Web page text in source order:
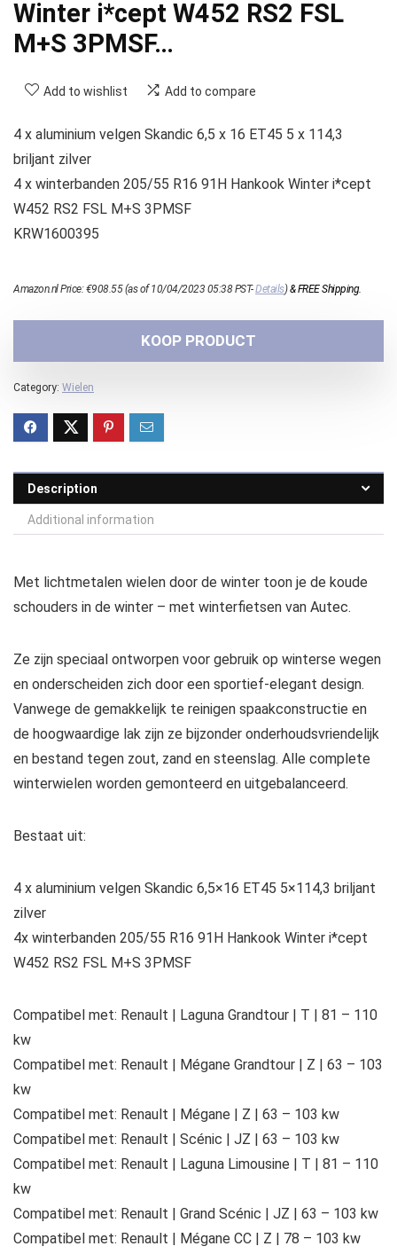
Winter i*cept W452 RS2 FSL
M+S 3PMSF…
Add to wishlist Add to compare
4 x aluminium velgen Skandic 6,5 x 16 ET45 5 x 114,3
briljant zilver
4 x winterbanden 205/55 R16 91H Hankook Winter i*cept
W452 RS2 FSL M+S 3PMSF
KRW1600395
Amazon.nl Price:€908.55(as of 10/04/2023 05:38 PST-Details)&FREE Shipping.
KOOP PRODUCT
Category: Wielen
Description
Additional information
Met lichtmetalen wielen door de winter toon je de koude
schouders in de winter – met winterfietsen van Autec.
Ze zijn speciaal ontworpen voor gebruik op winterse wegen
en onderscheiden zich door een sportief-elegant design.
Vanwege de gemakkelijk te reinigen spaakconstructie en
de hoogwaardige lak zijn ze bijzonder onderhoudsvriendelijk
en bestand tegen zout, zand en steenslag. Alle complete
winterwielen worden gemonteerd en uitgebalanceerd.
Bestaat uit:
4 x aluminium velgen Skandic 6,5×16 ET45 5×114,3 briljant
zilver
4x winterbanden 205/55 R16 91H Hankook Winter i*cept
W452 RS2 FSL M+S 3PMSF
Compatibel met: Renault | Laguna Grandtour | T | 81 – 110
kw
Compatibel met: Renault | Mégane Grandtour | Z | 63 – 103
kw
Compatibel met: Renault | Mégane | Z | 63 – 103 kw
Compatibel met: Renault | Scénic | JZ | 63 – 103 kw
Compatibel met: Renault | Laguna Limousine | T | 81 – 110
kw
Compatibel met: Renault | Grand Scénic | JZ | 63 – 103 kw
Compatibel met: Renault | Mégane CC | Z | 78 – 103 kw